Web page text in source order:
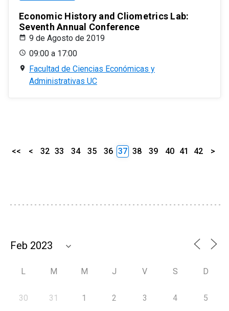
Economic History and Cliometrics Lab:
Seventh Annual Conference
9 de Agosto de 2019
09:00 a 17:00
Facultad de Ciencias Económicas y
Administrativas UC
<< < 32 33 34 35 36 37 38 39 40 41 42 >
L M M J V S D
30 31 1 2 3 4 5